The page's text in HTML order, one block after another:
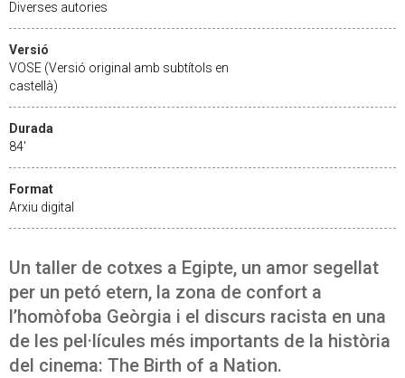
Diverses autories
Versió
VOSE (Versió original amb subtítols en
castellà)
Durada
84'
Format
Arxiu digital
Un taller de cotxes a Egipte, un amor segellat
per un petó etern, la zona de confort a
l’homòfoba Geòrgia i el discurs racista en una
de les pel·lícules més importants de la història
del cinema: The Birth of a Nation.